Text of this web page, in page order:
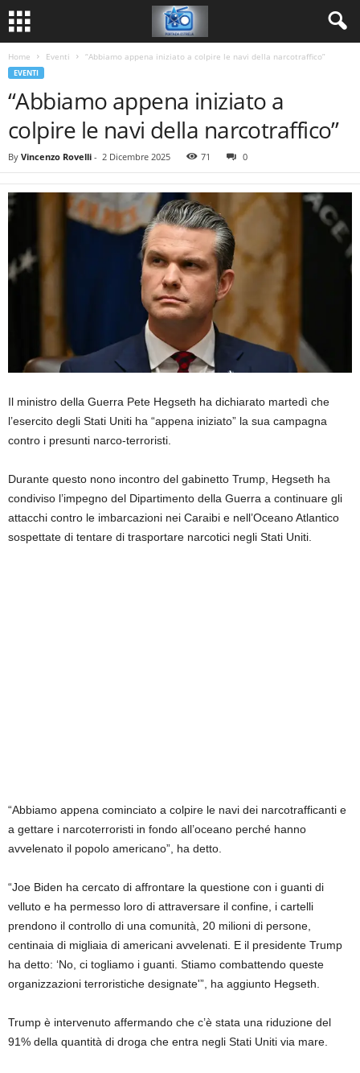
Home Eventi “Abbiamo appena iniziato a colpire le navi della narcotraffico”
EVENTI
“Abbiamo appena iniziato a
colpire le navi della narcotraffico”
By Vincenzo Rovelli - 2 Dicembre 2025 71 0
Il ministro della Guerra Pete Hegseth ha dichiarato martedì che
l’esercito degli Stati Uniti ha “appena iniziato” la sua campagna
contro i presunti narco-terroristi.
Durante questo nono incontro del gabinetto Trump, Hegseth ha
condiviso l’impegno del Dipartimento della Guerra a continuare gli
attacchi contro le imbarcazioni nei Caraibi e nell’Oceano Atlantico
sospettate di tentare di trasportare narcotici negli Stati Uniti.
“Abbiamo appena cominciato a colpire le navi dei narcotrafficanti e
a gettare i narcoterroristi in fondo all’oceano perché hanno
avvelenato il popolo americano”, ha detto.
“Joe Biden ha cercato di affrontare la questione con i guanti di
velluto e ha permesso loro di attraversare il confine, i cartelli
prendono il controllo di una comunità, 20 milioni di persone,
centinaia di migliaia di americani avvelenati. E il presidente Trump
ha detto: ‘No, ci togliamo i guanti. Stiamo combattendo queste
organizzazioni terroristiche designate'”, ha aggiunto Hegseth.
Trump è intervenuto affermando che c’è stata una riduzione del
91% della quantità di droga che entra negli Stati Uniti via mare.